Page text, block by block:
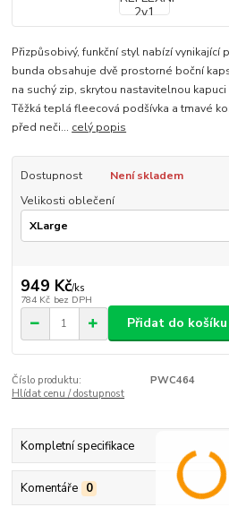
Přizpůsobivý, funkční styl nabízí vynikající
bunda obsahuje dvě prostorné boční
na suchý zip, skrytou nastavitelnou
Těžká teplá fleecová podšívka a tmavé
před neči... celý popis
Dostupnost
Není skladem
Velikosti oblečení
949 Kč/ks
784 Kč bez DPH
Přidat do košíku
Číslo produktu:
PWC464
Hlídat cenu / dostupnost
Kompletní specifikace
Komentáře 0